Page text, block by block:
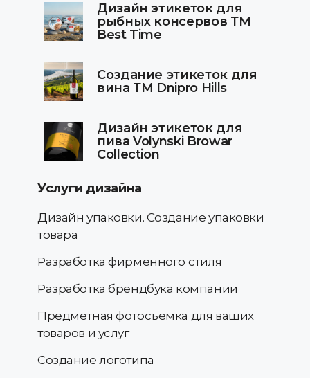
Дизайн этикеток для
рыбных консервов ТМ
Best Time
Создание этикеток для
вина ТМ Dnipro Hills
Дизайн этикеток для
пива Volynski Browar
Collection
Услуги дизайна
Дизайн упаковки. Создание упаковки
товара
Разработка фирменного стиля
Разработка брендбука компании
Предметная фотосъемка для ваших
товаров и услуг
Создание логотипа